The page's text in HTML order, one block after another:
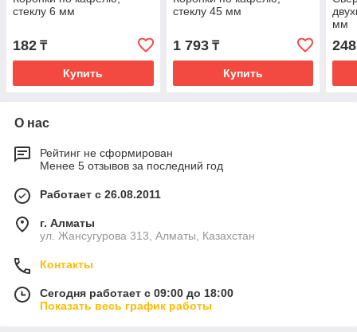
стеклу 6 мм
182 ₸
Купить
стеклу 45 мм
1 793₸
Купить
мм
248
О нас
Рейтинг не сформирован
Менее 5 отзывов за последний год
Работает с 26.08.2011
г. Алматы
ул. Жансугурова 313, Алматы, Казахстан
Контакты
Сегодня работает с 09:00 до 18:00
Показать весь график работы